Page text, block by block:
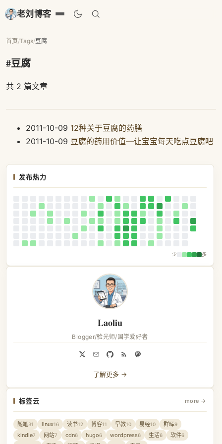
老刘博客
首页/Tags/豆腐
#豆腐
共 2 篇文章
2011-10-09 12种关于豆腐的药膳
2011-10-09 豆腐的药用价值—让宝宝每天吃点豆腐吧
发布热力
少 多
Laoliu
Blogger/验光师/国学爱好者
了解更多 →
标签云 more →
随笔31 linux16 读书12 博客11 早教10 易经10 群晖9
kindle7 网站7 cdn6 hugo6 wordpress6 生活6 软件6